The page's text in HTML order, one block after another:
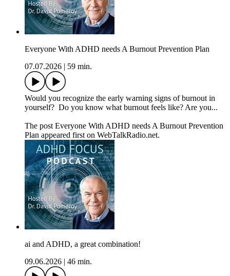
Everyone With ADHD needs A Burnout Prevention Plan
07.07.2026
59 min.
Would you recognize the early warning signs of burnout in
yourself? Do you know what burnout feels like? Are you...
The post Everyone With ADHD needs A Burnout Prevention
Plan appeared first on WebTalkRadio.net.
ai and ADHD, a great combination!
09.06.2026
46 min.